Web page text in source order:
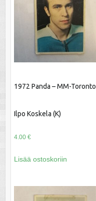
1972 Panda – MM-Toronto
Ilpo Koskela (K)
4.00 €
Lisää ostoskoriin